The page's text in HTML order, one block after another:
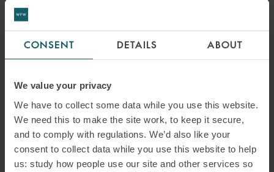
CONSENT DETAILS ABOUT
We value your privacy
We have to collect some data while you use this website.
We need this to make the site work, to keep it secure,
and to comply with regulations. We’d also like your
consent to collect data while you use this website to help
us: study how people use our site and other services so
COUNSEL